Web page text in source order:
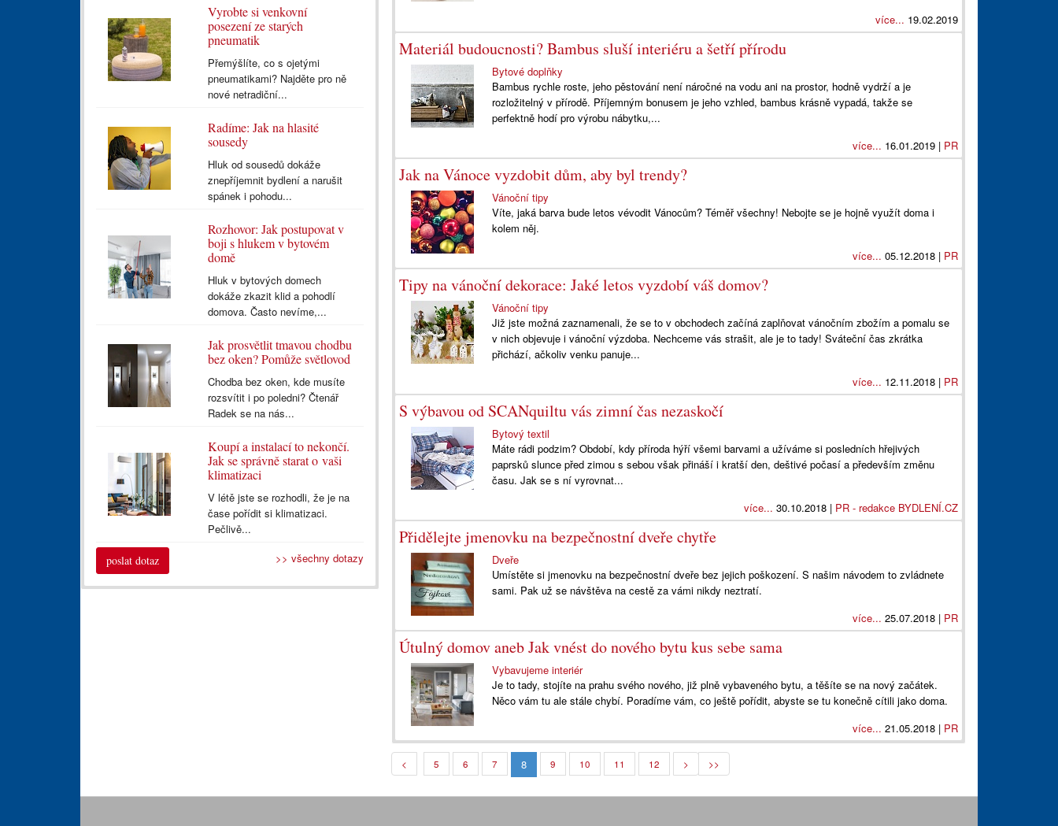
více... 19.02.2019
Materiál budoucnosti? Bambus sluší interiéru a šetří přírodu
Bytové doplňky
Bambus rychle roste, jeho pěstování není náročné na vodu ani na prostor, hodně vydrží a je
rozložitelný v přírodě. Příjemným bonusem je jeho vzhled, bambus krásně vypadá, takže se
perfektně hodí pro výrobu nábytku,...
více... 16.01.2019 | PR
Jak na Vánoce vyzdobit dům, aby byl trendy?
Vánoční tipy
Víte, jaká barva bude letos vévodit Vánocům? Téměř všechny! Nebojte se je hojně využít doma i
kolem něj.
více... 05.12.2018 | PR
Tipy na vánoční dekorace: Jaké letos vyzdobí váš domov?
Vánoční tipy
Již jste možná zaznamenali, že se to v obchodech začíná zaplňovat vánočním zbožím a pomalu se
v nich objevuje i vánoční výzdoba. Nechceme vás strašit, ale je to tady! Sváteční čas zkrátka
přichází, ačkoliv venku panuje...
více... 12.11.2018 | PR
S výbavou od SCANquiltu vás zimní čas nezaskočí
Bytový textil
Máte rádi podzim? Období, kdy příroda hýří všemi barvami a užíváme si posledních hřejivých
paprsků slunce před zimou s sebou však přináší i kratší den, deštivé počasí a především změnu
času. Jak se s ní vyrovnat...
více... 30.10.2018 | PR - redakce BYDLENÍ.CZ
Přidělejte jmenovku na bezpečnostní dveře chytře
Dveře
Umístěte si jmenovku na bezpečnostní dveře bez jejich poškození. S našim návodem to zvládnete
sami. Pak už se návštěva na cestě za vámi nikdy neztratí.
více... 25.07.2018 | PR
Útulný domov aneb Jak vnést do nového bytu kus sebe sama
Vybavujeme interiér
Je to tady, stojíte na prahu svého nového, již plně vybaveného bytu, a těšíte se na nový začátek.
Něco vám tu ale stále chybí. Poradíme vám, co ještě pořídit, abyste se tu konečně cítili jako doma.
více... 21.05.2018 | PR
< 5 6 7 8 9 10 11 12 > >>
Vyrobte si venkovní
posezení ze starých
pneumatik
Přemýšlíte, co s ojetými
pneumatikami? Najděte pro ně
nové netradiční...
Radíme: Jak na hlasité
sousedy
Hluk od sousedů dokáže
znepříjemnit bydlení a narušit
spánek i pohodu...
Rozhovor: Jak postupovat v
boji s hlukem v bytovém
domě
Hluk v bytových domech
dokáže zkazit klid a pohodlí
domova. Často nevíme,...
Jak prosvětlit tmavou chodbu
bez oken? Pomůže světlovod
Chodba bez oken, kde musíte
rozsvítit i po poledni? Čtenář
Radek se na nás...
Koupí a instalací to nekončí.
Jak se správně starat o vaši
klimatizaci
V létě jste se rozhodli, že je na
čase pořídit si klimatizaci.
Pečlivě...
poslat dotaz >> všechny dotazy